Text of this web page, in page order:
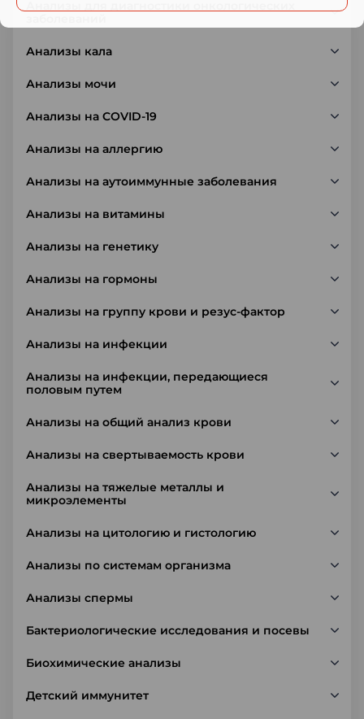
Анализы кала
Анализы мочи
Анализы на COVID-19
Анализы на аллергию
Анализы на аутоиммунные заболевания
Анализы на витамины
Анализы на генетику
Анализы на гормоны
Анализы на группу крови и резус-фактор
Анализы на инфекции
Анализы на инфекции, передающиеся
половым путем
Анализы на общий анализ крови
Анализы на свертываемость крови
Анализы на тяжелые металлы и
микроэлементы
Анализы на цитологию и гистологию
Анализы по системам организма
Анализы спермы
Бактериологические исследования и посевы
Биохимические анализы
Детский иммунитет